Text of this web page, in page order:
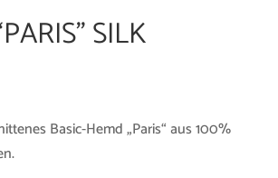
SILK
Basic-Hemd „Paris“ aus 100%